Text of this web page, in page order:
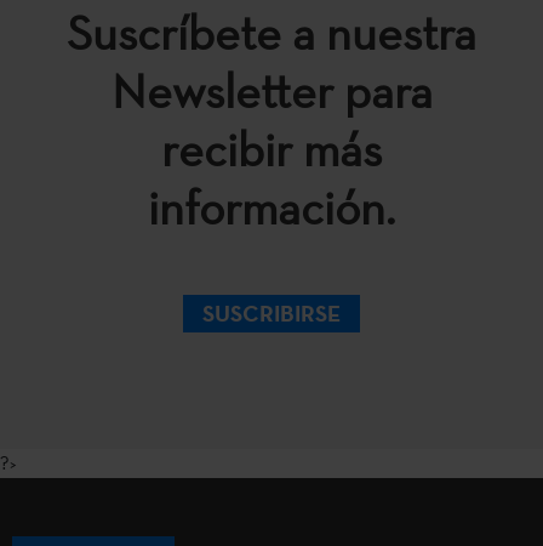
Suscríbete a nuestra
Newsletter para
recibir más
información.
SUSCRIBIRSE
?>